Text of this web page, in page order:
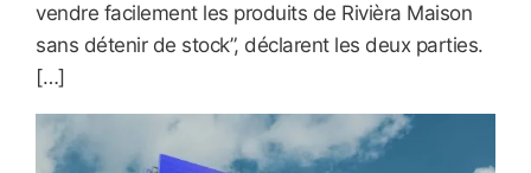
vendre facilement les produits de Rivièra Maison
sans détenir de stock”, déclarent les deux parties.
[…]